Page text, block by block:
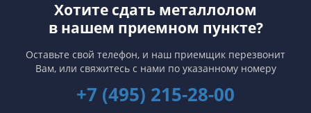
это никак не повлияет, так как за
последние годы во многих
странах наблюдается тенденция
понижения экспорта
тех стран, в которых плавильные
заводы быстрее отреагируют на
улучшение экономической
обстановки. И если Китай сделает
запасах металлов между Западом
и Восток продлится еще не один
Хотите сдать металлолом
в нашем приемном пункте?
Оставьте свой телефон, и наш приемщик перезвонит
Вам, или свяжитесь с нами по указанному номеру
+7 (495) 215-28-00